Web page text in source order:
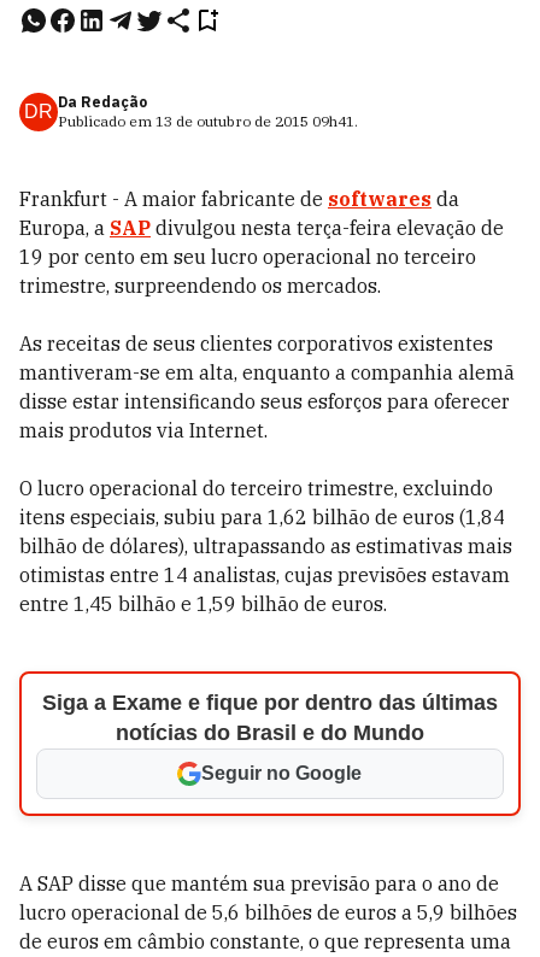
DR Da Redação
Publicado em 13 de outubro de 2015 09h41.
Frankfurt - A maior fabricante de softwares da
Europa, a SAP divulgou nesta terça-feira elevação de
19 por cento em seu lucro operacional no terceiro
trimestre, surpreendendo os mercados.
As receitas de seus clientes corporativos existentes
mantiveram-se em alta, enquanto a companhia alemã
disse estar intensificando seus esforços para oferecer
mais produtos via Internet.
O lucro operacional do terceiro trimestre, excluindo
itens especiais, subiu para 1,62 bilhão de euros (1,84
bilhão de dólares), ultrapassando as estimativas mais
otimistas entre 14 analistas, cujas previsões estavam
entre 1,45 bilhão e 1,59 bilhão de euros.
Siga a Exame e fique por dentro das últimas
notícias do Brasil e do Mundo
Seguir no Google
A SAP disse que mantém sua previsão para o ano de
lucro operacional de 5,6 bilhões de euros a 5,9 bilhões
de euros em câmbio constante, o que representa uma